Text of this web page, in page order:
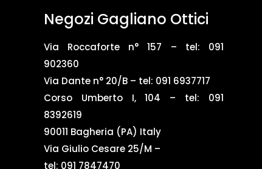
Negozi Gagliano Ottici
Via Roccaforte n° 157 – tel: 091
902360
Via Dante n° 20/B – tel: 091 6937717
Corso Umberto I, 104 – tel: 091
8392619
90011 Bagheria (PA) Italy
Via Giulio Cesare 25/M –
tel: 091 7847470